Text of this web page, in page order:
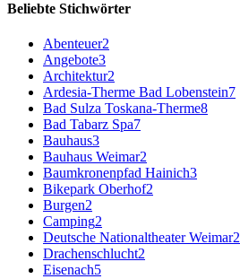
Beliebte Stichwörter
Abenteuer2
Angebote3
Architektur2
Ardesia-Therme Bad Lobenstein7
Bad Sulza Toskana-Therme8
Bad Tabarz Spa7
Bauhaus3
Bauhaus Weimar2
Baumkronenpfad Hainich3
Bikepark Oberhof2
Burgen2
Camping2
Deutsche Nationaltheater Weimar2
Drachenschlucht2
Eisenach5